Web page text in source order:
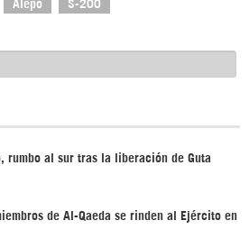
Alepo S-200
rumbo al sur tras la liberación de Guta
de Al-Qaeda se rinden al Ejército en